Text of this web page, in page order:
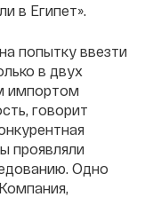
в Египет».
попытку ввезти
в двух
импортом
говорит
проявляли
Одно